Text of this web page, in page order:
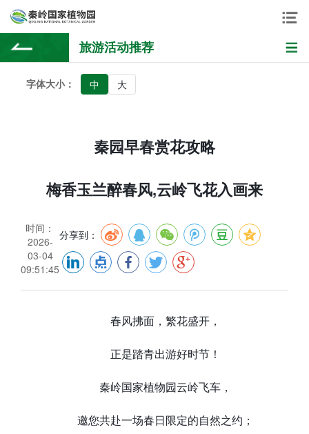
旅游活动推荐
字体大小： 中 大
秦园早春赏花攻略
梅香玉兰醉春风,云岭飞花入画来
时间：
2026-
03-04
09:51:45
分享到：
春风拂面，繁花盛开，
正是踏青出游好时节！
秦岭国家植物园云岭飞车，
邀您共赴一场春日限定的自然之约；